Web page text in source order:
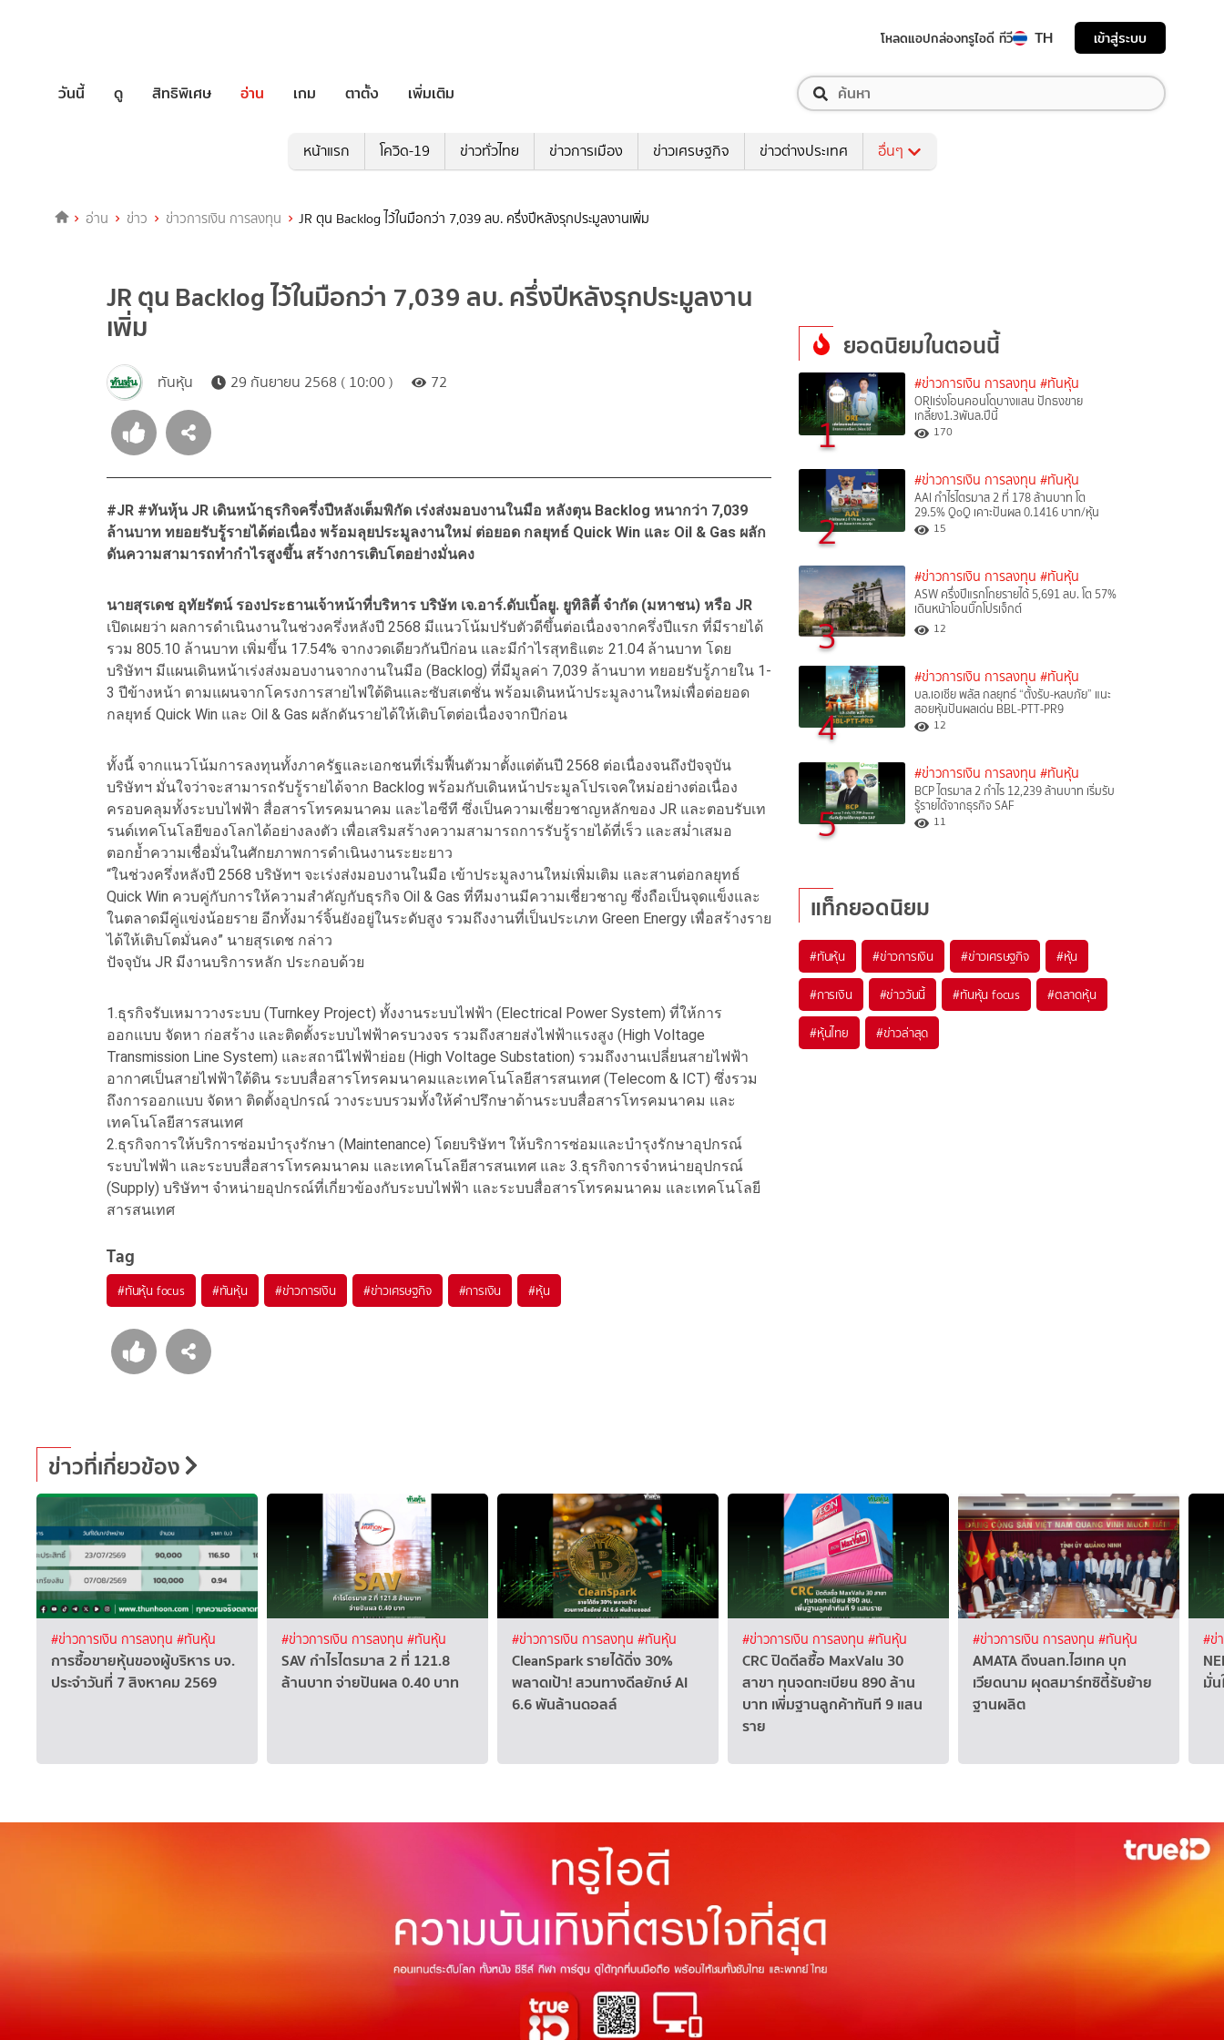
โหลดแอปกล่องทรูไอดี ทีวี TH เข้าสู่ระบบ
วันนี้ ดู สิทธิพิเศษ อ่าน เกม ตาตั้ง เพิ่มเติม
หน้าแรก โควิด-19 ข่าวทั่วไทย ข่าวการเมือง ข่าวเศรษฐกิจ ข่าวต่างประเทศ อื่นๆ
อ่าน ข่าว ข่าวการเงิน การลงทุน JR ตุน Backlog ไว้ในมือกว่า 7,039 ลบ. ครึ่งปีหลังรุกประมูลงานเพิ่ม
JR ตุน Backlog ไว้ในมือกว่า 7,039 ลบ. ครึ่งปีหลังรุกประมูลงาน
เพิ่ม
ทันหุ้น 29 กันยายน 2568 ( 10:00 ) 72
#JR #ทันหุ้น JR เดินหน้าธุรกิจครึ่งปีหลังเต็มพิกัด เร่งส่งมอบงานในมือ หลังตุน Backlog หนากว่า 7,039
ล้านบาท ทยอยรับรู้รายได้ต่อเนื่อง พร้อมลุยประมูลงานใหม่ ต่อยอด กลยุทธ์ Quick Win และ Oil & Gas ผลัก
ดันความสามารถทำกำไรสูงขึ้น สร้างการเติบโตอย่างมั่นคง
นายสุรเดช อุทัยรัตน์ รองประธานเจ้าหน้าที่บริหาร บริษัท เจ.อาร์.ดับเบิ้ลยู. ยูทิลิตี้ จำกัด (มหาชน) หรือ JR
เปิดเผยว่า ผลการดำเนินงานในช่วงครึ่งหลังปี 2568 มีแนวโน้มปรับตัวดีขึ้นต่อเนื่องจากครึ่งปีแรก ที่มีรายได้
รวม 805.10 ล้านบาท เพิ่มขึ้น 17.54% จากงวดเดียวกันปีก่อน และมีกำไรสุทธิแตะ 21.04 ล้านบาท โดย
บริษัทฯ มีแผนเดินหน้าเร่งส่งมอบงานจากงานในมือ (Backlog) ที่มีมูลค่า 7,039 ล้านบาท ทยอยรับรู้ภายใน 1-
3 ปีข้างหน้า ตามแผนจากโครงการสายไฟใต้ดินและซับสเตชั่น พร้อมเดินหน้าประมูลงานใหม่เพื่อต่อยอด
กลยุทธ์ Quick Win และ Oil & Gas ผลักดันรายได้ให้เติบโตต่อเนื่องจากปีก่อน
ทั้งนี้ จากแนวโน้มการลงทุนทั้งภาครัฐและเอกชนที่เริ่มฟื้นตัวมาตั้งแต่ต้นปี 2568 ต่อเนื่องจนถึงปัจจุบัน
บริษัทฯ มั่นใจว่าจะสามารถรับรู้รายได้จาก Backlog พร้อมกับเดินหน้าประมูลโปรเจคใหม่อย่างต่อเนื่อง
ครอบคลุมทั้งระบบไฟฟ้า สื่อสารโทรคมนาคม และไอซีที ซึ่งเป็นความเชี่ยวชาญหลักของ JR และตอบรับเท
รนด์เทคโนโลยีของโลกได้อย่างลงตัว เพื่อเสริมสร้างความสามารถการรับรู้รายได้ที่เร็ว และสม่ำเสมอ
ตอกย้ำความเชื่อมั่นในศักยภาพการดำเนินงานระยะยาว
“ในช่วงครึ่งหลังปี 2568 บริษัทฯ จะเร่งส่งมอบงานในมือ เข้าประมูลงานใหม่เพิ่มเติม และสานต่อกลยุทธ์
Quick Win ควบคู่กับการให้ความสำคัญกับธุรกิจ Oil & Gas ที่ทีมงานมีความเชี่ยวชาญ ซึ่งถือเป็นจุดแข็งและ
ในตลาดมีคู่แข่งน้อยราย อีกทั้งมาร์จิ้นยังอยู่ในระดับสูง รวมถึงงานที่เป็นประเภท Green Energy เพื่อสร้างราย
ได้ให้เติบโตมั่นคง” นายสุรเดช กล่าว
ปัจจุบัน JR มีงานบริการหลัก ประกอบด้วย
1.ธุรกิจรับเหมาวางระบบ (Turnkey Project) ทั้งงานระบบไฟฟ้า (Electrical Power System) ที่ให้การ
ออกแบบ จัดหา ก่อสร้าง และติดตั้งระบบไฟฟ้าครบวงจร รวมถึงสายส่งไฟฟ้าแรงสูง (High Voltage
Transmission Line System) และสถานีไฟฟ้าย่อย (High Voltage Substation) รวมถึงงานเปลี่ยนสายไฟฟ้า
อากาศเป็นสายไฟฟ้าใต้ดิน ระบบสื่อสารโทรคมนาคมและเทคโนโลยีสารสนเทศ (Telecom & ICT) ซึ่งรวม
ถึงการออกแบบ จัดหา ติดตั้งอุปกรณ์ วางระบบรวมทั้งให้คำปรึกษาด้านระบบสื่อสารโทรคมนาคม และ
เทคโนโลยีสารสนเทศ
2.ธุรกิจการให้บริการซ่อมบำรุงรักษา (Maintenance) โดยบริษัทฯ ให้บริการซ่อมและบำรุงรักษาอุปกรณ์
ระบบไฟฟ้า และระบบสื่อสารโทรคมนาคม และเทคโนโลยีสารสนเทศ และ 3.ธุรกิจการจำหน่ายอุปกรณ์
(Supply) บริษัทฯ จำหน่ายอุปกรณ์ที่เกี่ยวข้องกับระบบไฟฟ้า และระบบสื่อสารโทรคมนาคม และเทคโนโลยี
สารสนเทศ
Tag
#ทันหุ้น focus #ทันหุ้น #ข่าวการเงิน #ข่าวเศรษฐกิจ #การเงิน #หุ้น
ยอดนิยมในตอนนี้
1
#ข่าวการเงิน การลงทุน #ทันหุ้น
ORIเร่งโอนคอนโดบางแสน ปักธงขาย
เกลี้ยง1.3พันล.ปีนี้
170
2
#ข่าวการเงิน การลงทุน #ทันหุ้น
AAI กำไรไตรมาส 2 ที่ 178 ล้านบาท โต
29.5% QoQ เคาะปันผล 0.1416 บาท/หุ้น
15
3
#ข่าวการเงิน การลงทุน #ทันหุ้น
ASW ครึ่งปีแรกโกยรายได้ 5,691 ลบ. โต 57%
เดินหน้าโอนบิ๊กโปรเจ็กต์
12
4
#ข่าวการเงิน การลงทุน #ทันหุ้น
บล.เอเซีย พลัส กลยุทธ์ “ตั้งรับ-หลบภัย” แนะ
สอยหุ้นปันผลเด่น BBL-PTT-PR9
12
5
#ข่าวการเงิน การลงทุน #ทันหุ้น
BCP ไตรมาส 2 กำไร 12,239 ล้านบาท เริ่มรับ
รู้รายได้จากธุรกิจ SAF
11
แท็กยอดนิยม
#ทันหุ้น #ข่าวการเงิน #ข่าวเศรษฐกิจ #หุ้น
#การเงิน #ข่าววันนี้ #ทันหุ้น focus #ตลาดหุ้น
#หุ้นไทย #ข่าวล่าสุด
ข่าวที่เกี่ยวข้อง
#ข่าวการเงิน การลงทุน #ทันหุ้น
การซื้อขายหุ้นของผู้บริหาร บจ.
ประจำวันที่ 7 สิงหาคม 2569
#ข่าวการเงิน การลงทุน #ทันหุ้น
SAV กำไรไตรมาส 2 ที่ 121.8
ล้านบาท จ่ายปันผล 0.40 บาท
#ข่าวการเงิน การลงทุน #ทันหุ้น
CleanSpark รายได้ดิ่ง 30%
พลาดเป้า! สวนทางดีลยักษ์ AI
6.6 พันล้านดอลล์
#ข่าวการเงิน การลงทุน #ทันหุ้น
CRC ปิดดีลซื้อ MaxValu 30
สาขา ทุนจดทะเบียน 890 ล้าน
บาท เพิ่มฐานลูกค้าทันที 9 แสน
ราย
#ข่าวการเงิน การลงทุน #ทันหุ้น
AMATA ดึงนลท.ไฮเทค บุก
เวียดนาม ผุดสมาร์ทซิตี้รับย้าย
ฐานผลิต
#ข่
มั่